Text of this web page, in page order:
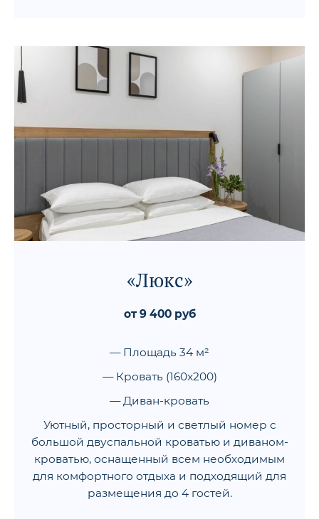
«Люкс»
от 9 400 руб
— Площадь 34 м²
— Кровать (160x200)
— Диван-кровать
Уютный, просторный и светлый номер с
большой двуспальной кроватью и диваном-
кроватью, оснащенный всем необходимым
для комфортного отдыха и подходящий для
размещения до 4 гостей.